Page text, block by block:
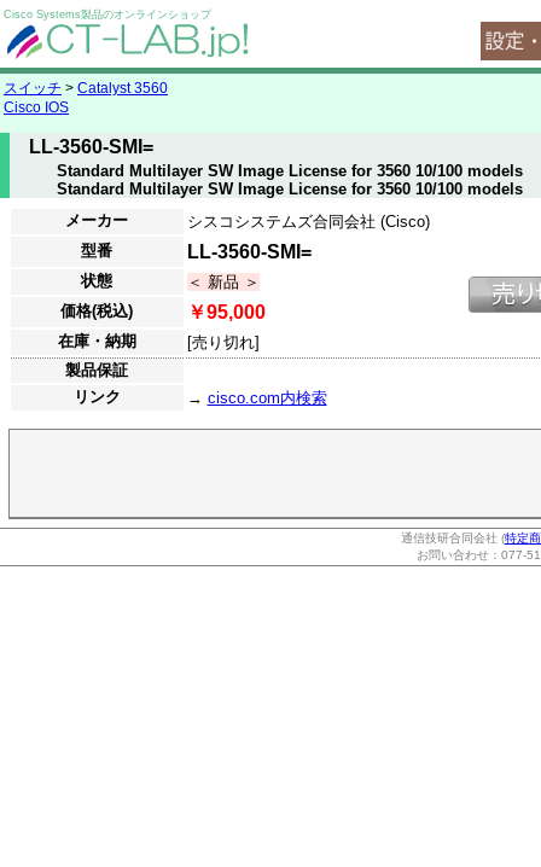
Cisco Systems製品のオンラインショップ
スイッチ > Catalyst 3560
Cisco IOS
LL-3560-SMI=
Standard Multilayer SW Image License for 3560 10/100 models
Standard Multilayer SW Image License for 3560 10/100 models
メーカー
シスコシステムズ合同会社 (Cisco)
型番
LL-3560-SMI=
状態
＜ 新品 ＞
価格(税込)
￥95,000
在庫・納期
[売り切れ]
製品保証
リンク
→ cisco.com内検索
通信技研合同会社 (特定
お問い合わせ：077-